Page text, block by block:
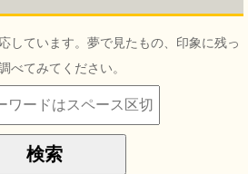
しています。夢で見たもの、印象に残っ
べてみてください。